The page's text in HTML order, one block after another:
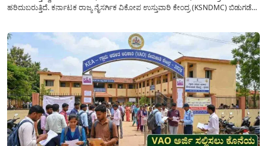
ಹರಿದುಬರುತ್ತಿದೆ. ಕರ್ನಾಟಕ ರಾಜ್ಯ ನೈಸರ್ಗಿಕ ವಿಕೋಪ ಉಸ್ತುವಾರಿ ಕೇಂದ್ರ (KSNDMC) ಬಿಡುಗಡೆ